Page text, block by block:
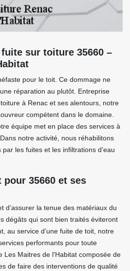
fuite sur toiture 35660 –
pour le toit. Ce dommage ne
réparation au plutôt. Entreprise
à Renac et ses alentours, notre
compétent dans le domaine.
équipe met en place des services à
notre activité, nous réhabilitons
les fuites et les infiltrations d’eau
35660 et ses
d’assurer la tenue des matériaux du
dégâts qui sont bien traités éviteront
au service d’une fuite de toit, notre
performants pour toute
Les Maitres de l'Habitat composée de
de faire des interventions de qualité